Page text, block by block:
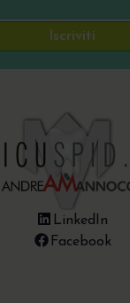
Iscriviti
LinkedIn
Facebook